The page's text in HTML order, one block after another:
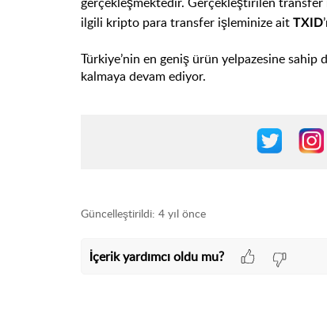
ilgili kripto para transfer işleminize ait TXID’
Türkiye’nin en geniş ürün yelpazesine
kalmaya devam ediyor.
Güncelleştirildi: 4 yıl önce
İçerik yardımcı oldu mu?